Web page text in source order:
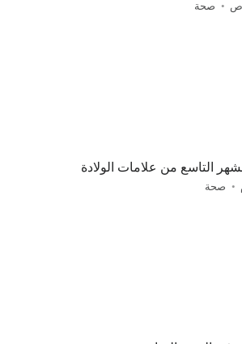
صحة
التاسع من علامات الولادة
صحة